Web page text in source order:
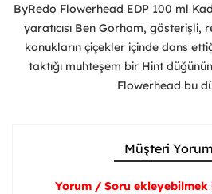
ByRedo Flowerhead EDP 100 ml
yaratıcısı Ben Gorham, gösterişli,
konukların çiçekler içinde dans
taktığı muhteşem bir Hint
Flowerhead bu
Müşteri
Yorum / Soru ekleyebilmek